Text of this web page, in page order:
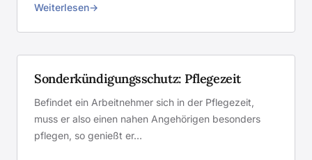
Weiterlesen
Sonderkündigungsschutz: Pflegezeit
Befindet ein Arbeitnehmer sich in der Pflegezeit,
muss er also einen nahen Angehörigen besonders
pflegen, so genießt er…